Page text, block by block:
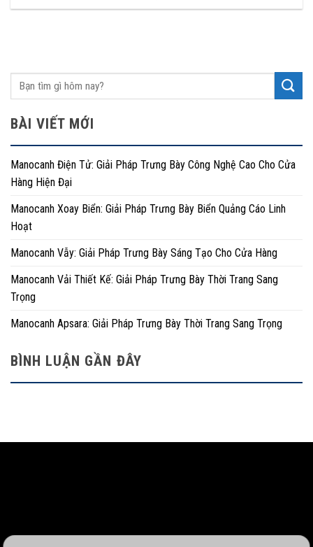
BÀI VIẾT MỚI
Manocanh Điện Tử: Giải Pháp Trưng Bày Công Nghệ Cao Cho Cửa
Hàng Hiện Đại
Manocanh Xoay Biển: Giải Pháp Trưng Bày Biển Quảng Cáo Linh
Hoạt
Manocanh Vẫy: Giải Pháp Trưng Bày Sáng Tạo Cho Cửa Hàng
Manocanh Vải Thiết Kế: Giải Pháp Trưng Bày Thời Trang Sang
Trọng
Manocanh Apsara: Giải Pháp Trưng Bày Thời Trang Sang Trọng
BÌNH LUẬN GẦN ĐÂY